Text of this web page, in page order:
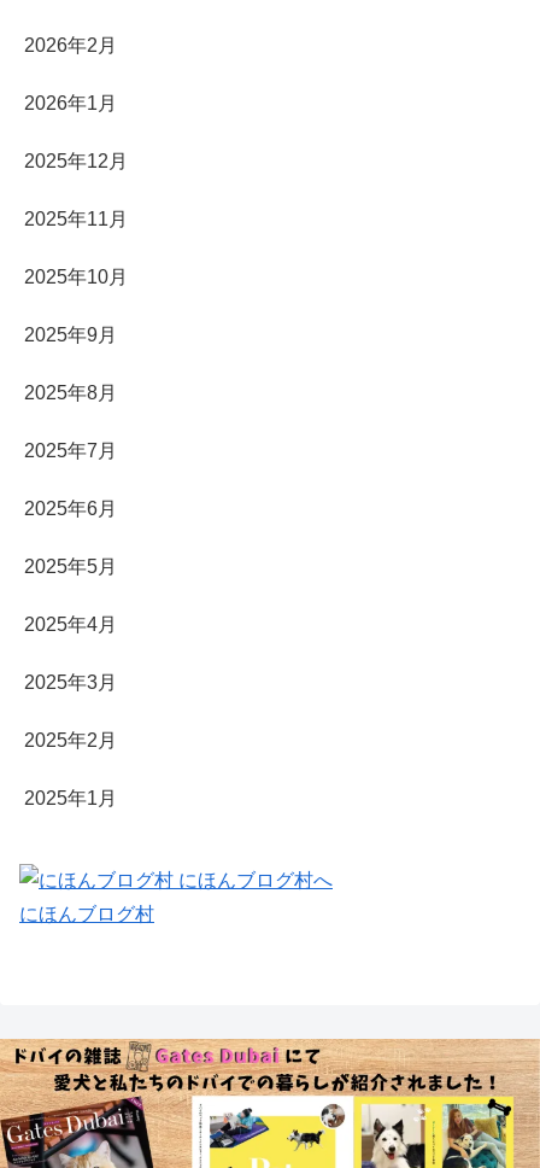
2026年2月
2026年1月
2025年12月
2025年11月
2025年10月
2025年9月
2025年8月
2025年7月
2025年6月
2025年5月
2025年4月
2025年3月
2025年2月
2025年1月
にほんブログ村